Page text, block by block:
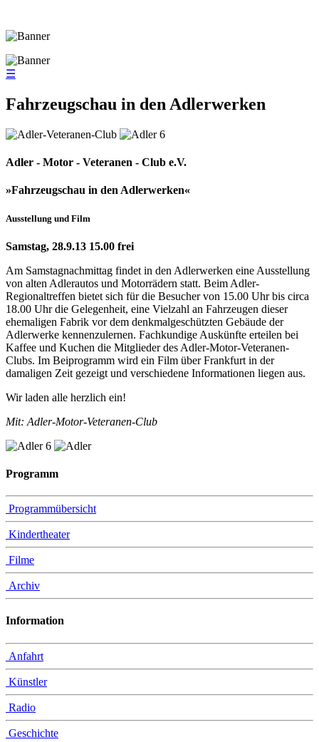
☰
Fahrzeugschau in den Adlerwerken
Adler - Motor - Veteranen - Club e.V.
»Fahrzeugschau in den Adlerwerken«
Ausstellung und Film
Samstag, 28.9.13 15.00 frei
Am Samstagnachmittag findet in den Adlerwerken eine Ausstellung
von alten Adlerautos und Motorrädern statt. Beim Adler-
Regionaltreffen bietet sich für die Besucher von 15.00 Uhr bis circa
18.00 Uhr die Gelegenheit, eine Vielzahl an Fahrzeugen dieser
ehemaligen Fabrik vor dem denkmalgeschützten Gebäude der
Adlerwerke kennenzulernen. Fachkundige Auskünfte erteilen bei
Kaffee und Kuchen die Mitglieder des Adler-Motor-Veteranen-
Clubs. Im Beiprogramm wird ein Film über Frankfurt in der
damaligen Zeit gezeigt und verschiedene Informationen liegen aus.
Wir laden alle herzlich ein!
Mit: Adler-Motor-Veteranen-Club
Programm
Programmübersicht
Kindertheater
Filme
Archiv
Information
Anfahrt
Künstler
Radio
Geschichte